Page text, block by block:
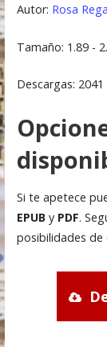
Autor: Rosa
Tamaño: 1.89 -
Descargas: 2041
Si te apetece
EPUBy PDF.
posibilidades de